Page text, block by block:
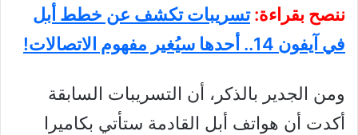
ننصح بقراءة: تسريبات تكشف عن خطط أبل
في آيفون 14.. أحدها سيُغير مفهوم الاتصالات!
ومن الجدير بالذكر، أن التسريبات السابقة
أكدت أن هواتف أبل القادمة ستأتي بكاميرا